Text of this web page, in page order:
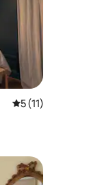
平均评分 5 分（满
5 (11)